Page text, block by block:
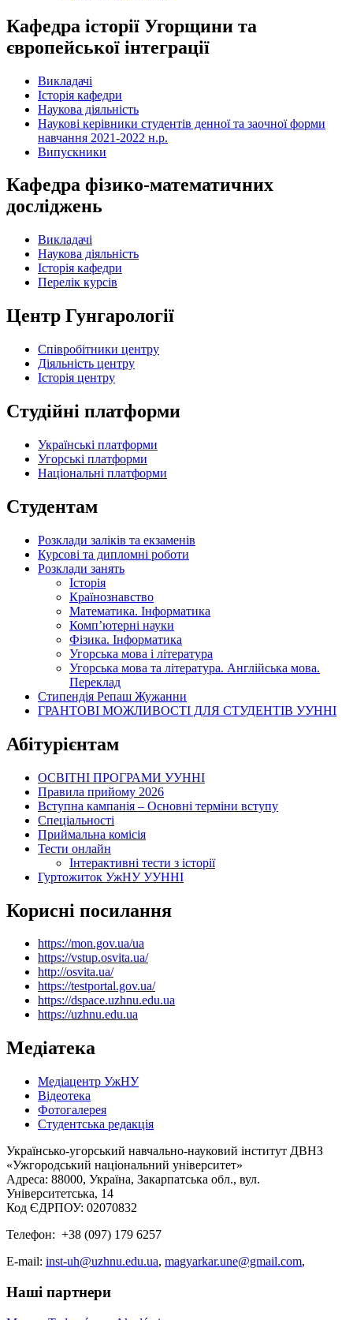
Кафедра історії Угорщини та
європейської інтеграції
Викладачі
Історія кафедри
Наукова діяльність
Наукові керівники студентів денної та заочної форми
навчання 2021-2022 н.р.
Випускники
Кафедра фізико-математичних
досліджень
Викладачі
Наукова діяльність
Історія кафедри
Перелік курсів
Центр Гунгарології
Співробітники центру
Діяльність центру
Історія центру
Студійні платформи
Українські платформи
Угорські платформи
Національні платформи
Студентам
Розклади заліків та екзаменів
Курсові та дипломні роботи
Розклади занять
Історія
Країнознавство
Математика. Інформатика
Комп’ютерні науки
Фізика. Інформатика
Угорська мова і література
Угорська мова та література. Англійська мова.
Переклад
Стипендія Репаш Жужанни
ГРАНТОВІ МОЖЛИВОСТІ ДЛЯ СТУДЕНТІВ УУННІ
Абітурієнтам
ОСВІТНІ ПРОГРАМИ УУННІ
Правила прийому 2026
Вступна кампанія – Основні терміни вступу
Спеціальності
Приймальна комісія
Тести онлайн
Інтерактивні тести з історії
Гуртожиток УжНУ УУННІ
Корисні посилання
https://mon.gov.ua/ua
https://vstup.osvita.ua/
http://osvita.ua/
https://testportal.gov.ua/
https://dspace.uzhnu.edu.ua
https://uzhnu.edu.ua
Медіатека
Медіацентр УжНУ
Відеотека
Фотогалерея
Студентська редакція
Українсько-угорський навчально-науковий інститут ДВНЗ
«Ужгородський національний університет»
Адреса: 88000, Україна, Закарпатська обл., вул.
Університетська, 14
Код ЄДРПОУ: 02070832
Телефон: +38 (097) 179 6257
E-mail: inst-uh@uzhnu.edu.ua, magyarkar.une@gmail.com,
Наші партнери